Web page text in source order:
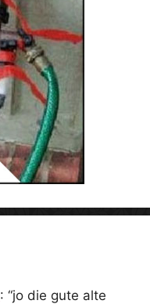
: “jo die gute alte